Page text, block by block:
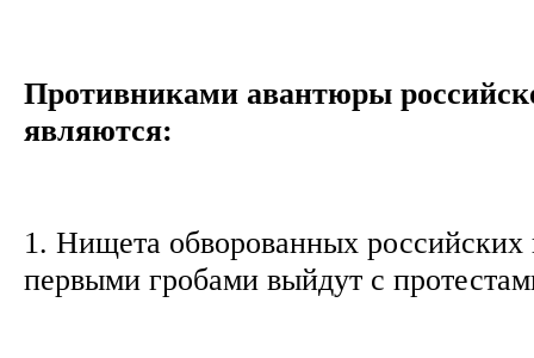
Противниками авантюры
являются:
1. Нищета обворованных российских
первыми гробами выйдут с